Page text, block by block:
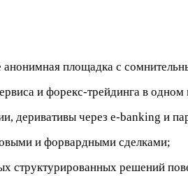
анонимная площадка с
и форекс-трейдинга в одном
деривативы через e-banking и
и форвардными сделками;
структурированных решений